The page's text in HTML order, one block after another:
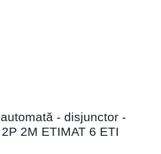
- disjunctor -
2M ETIMAT 6 ETI